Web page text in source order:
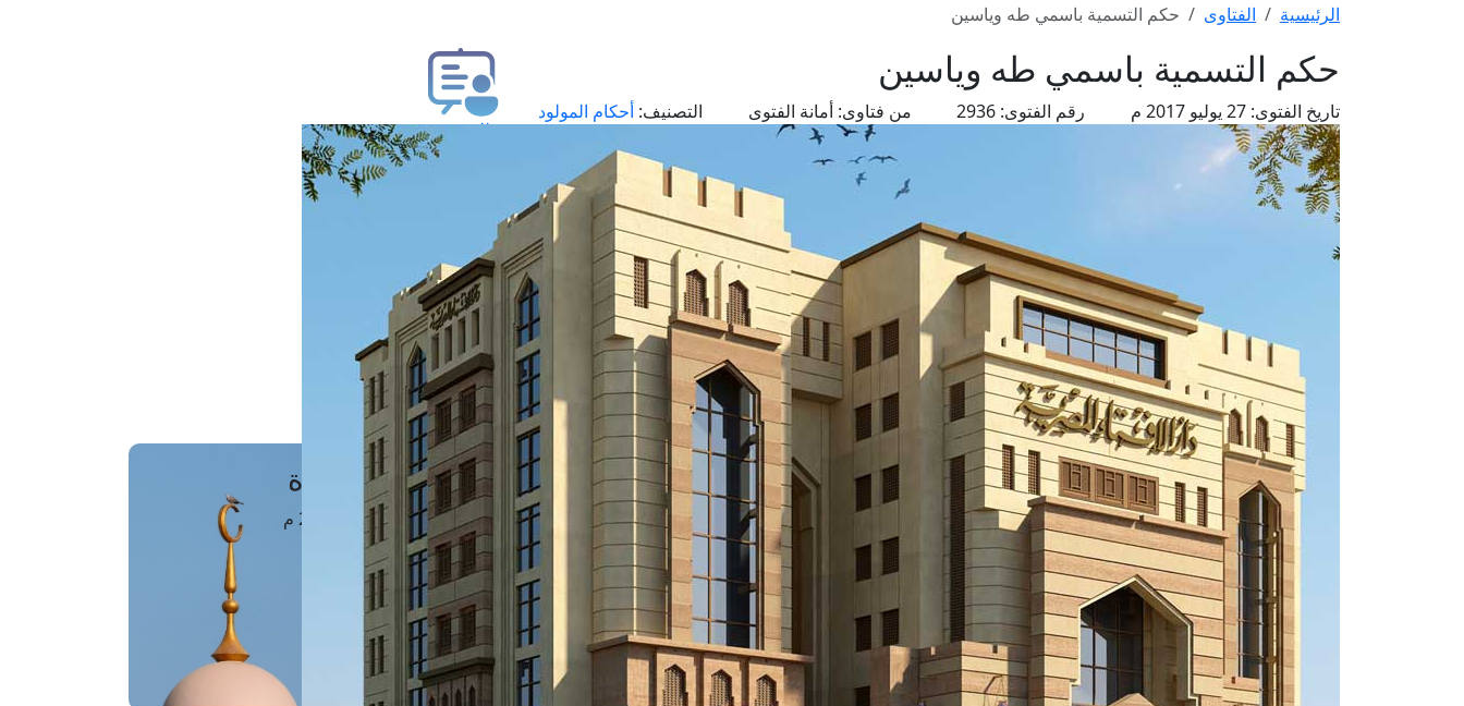
الرئيسية الفتاوى حكم التسمية باسمي طه وياسين
حكم التسمية باسمي طه وياسين
تاريخ الفتوى: رقم الفتوى: من فتاوى: أمانة الفتوى التصنيف: أحكام المولود
طلب فتوى
استعلام عن فتوى
حجز موعد
الفتوى الهاتفية
مَواقِيتُ الصَّـــلاة
القاهرة · 07 أغسطس 2026 م
الفجر
4 :41
الشروق
6 :17
الظهر